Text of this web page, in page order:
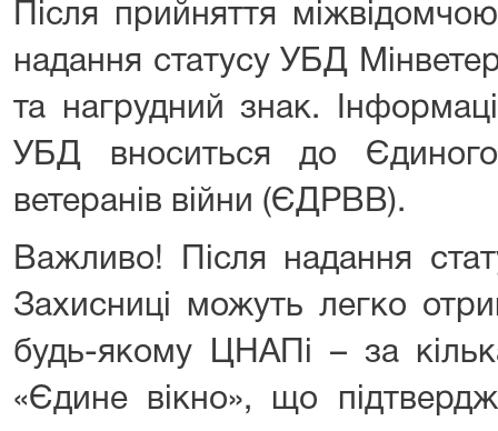
Після прийняття
надання статусу УБД
та нагрудний знак.
УБД вноситься до
ветеранів війни (ЄДРВВ).
Важливо! Після надання
Захисниці можуть легко
будь-якому ЦНАПі – за
«Єдине вікно», що